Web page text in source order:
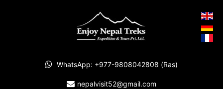
WhatsApp: +977-9808042808 (Ras)
nepalvisit52@gmail.com